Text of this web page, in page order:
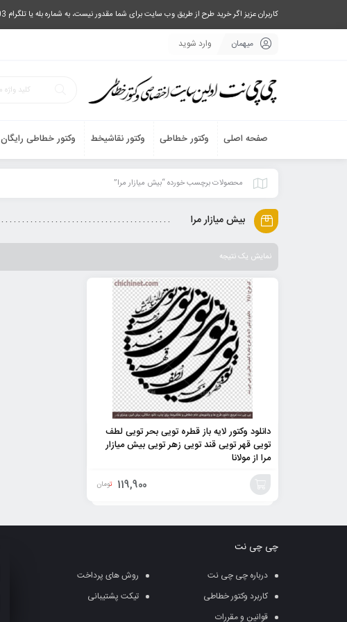
کاربران عزیز اگر خرید طرح از طریق وب سایت برای شما مقدور نیست، به شماره بله یا تلگرام 09033063003 پیام بفرستید، یا تماس بگیرید و طرح مورد نظر خود را دریافت نمایید.
میهمان وارد شوید
صفحه اصلی وکتور خطاطی وکتور نقاشیخط وکتور خطاطی رایگان
محصولات برچسب خورده “بیش میازار مرا”
بیش میازار مرا
نمایش یک نتیجه
دانلود وکتور لایه باز قطره تویی بحر تویی لطف
تویی قهر تویی قند تویی زهر تویی بیش میازار
مرا از مولانا
119,900 تومان
چی چی نت
درباره چی چی نت
روش های پرداخت
کاربرد وکتور خطاطی
تیکت پشتیبانی
قوانین و مقررات